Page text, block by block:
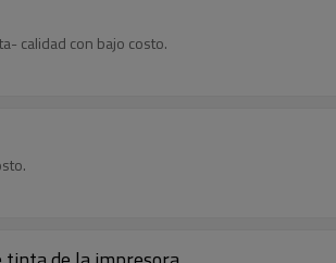
calidad con bajo costo.